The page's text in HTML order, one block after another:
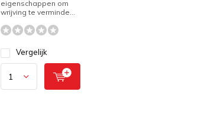
eigenschappen om
wrijving te verminde...
Vergelijk